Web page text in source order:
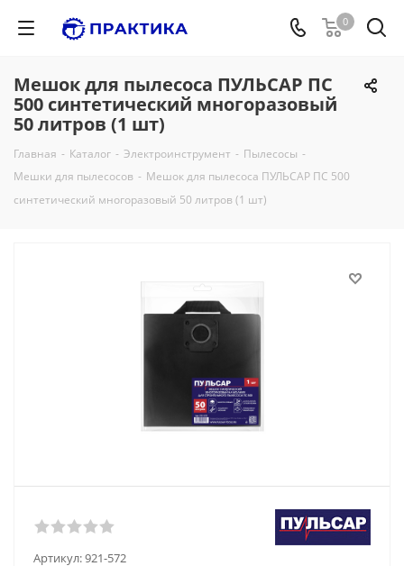
0
Мешок для пылесоса ПУЛЬСАР ПС
500 синтетический многоразовый
50 литров (1 шт)
Главная - Каталог - Электроинструмент - Пылесосы -
Мешки для пылесосов - Мешок для пылесоса ПУЛЬСАР ПС 500
синтетический многоразовый 50 литров (1 шт)
Артикул:921-572